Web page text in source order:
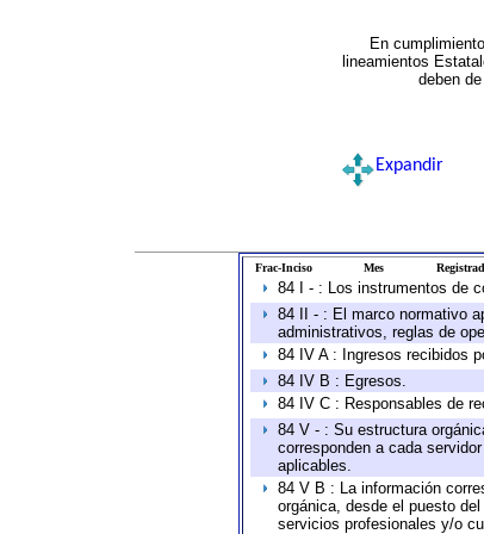
En
lineamientos
deben
Expandir
Frac-Inciso Mes
84 I - : Los instrumentos de
84 II - : El marco normativo
administrativos, reglas de
84 IV A : Ingresos recibidos
84 IV B : Egresos.
84 IV C : Responsables de
84 V - : Su estructura
corresponden a cada
aplicables.
84 V B : La información
orgánica, desde el puesto
servicios profesionales y/o